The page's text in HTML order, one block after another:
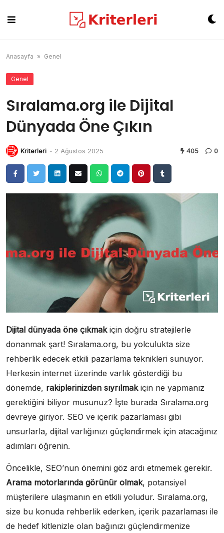
content
Anasayfa » Genel
Genel
Sıralama.org ile Dijital
Dünyada Öne Çıkın
Kriterleri - 2 Ağustos 2025 405 0
Dijital dünyada öne çıkmakiçin doğru stratejilerle
donanmak şart! Sıralama.org, bu yolculukta size
rehberlik edecek etkili pazarlama teknikleri sunuyor.
Herkesin internet üzerinde varlık gösterdiği bu
dönemde, rakiplerinizden sıyrılmakiçin ne yapmanız
gerektiğini biliyor musunuz? İşte burada Sıralama.org
devreye giriyor. SEO ve içerik pazarlaması gibi
unsurlarla, dijital varlığınızı güçlendirmek için atacağınız
adımları öğrenin.
Öncelikle, SEO’nun önemini göz ardı etmemek gerekir.
Arama motorlarında görünür olmak, potansiyel
müşterilere ulaşmanın en etkili yoludur. Sıralama.org,
size bu konuda rehberlik ederken, içerik pazarlaması ile
de hedef kitlenizle olan bağınızı güçlendirmenize